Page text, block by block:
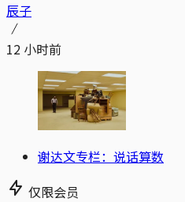
辰子
12 小时前
谢达文专栏：说话算数
仅限会员